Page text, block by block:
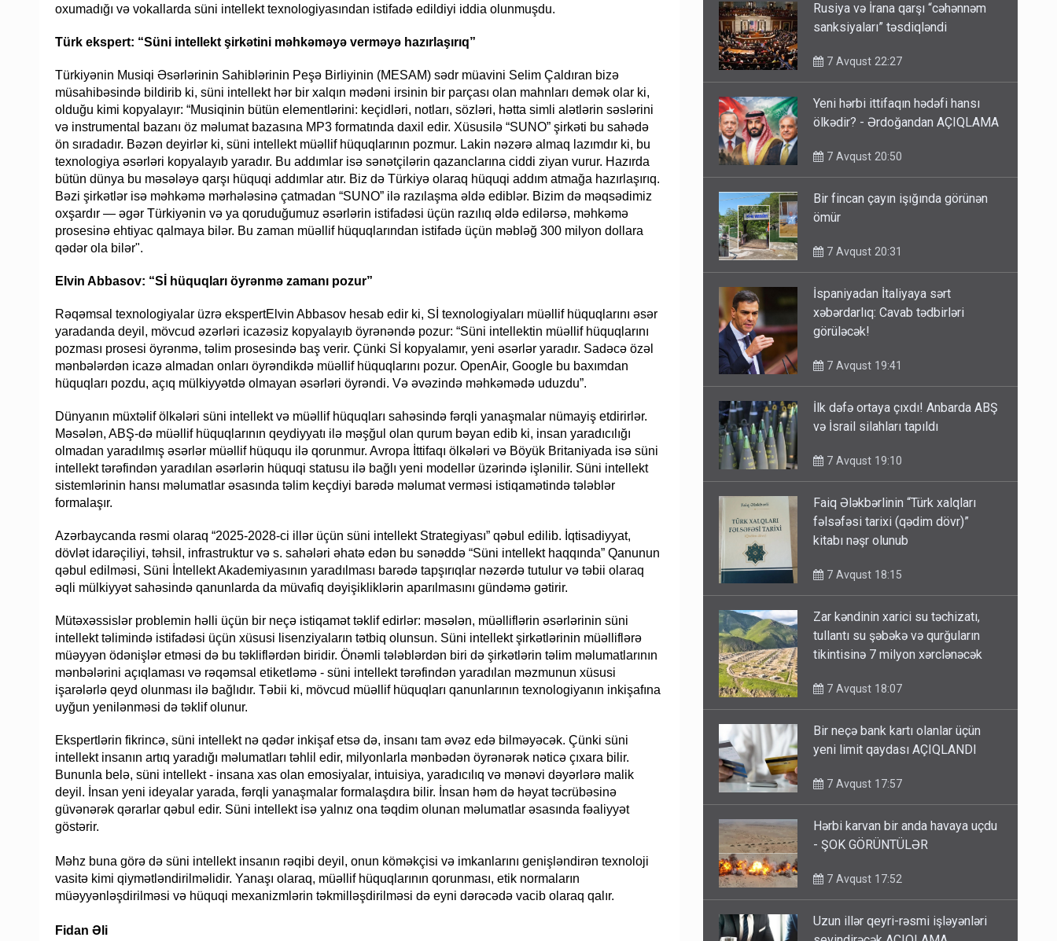
oxumadığı və vokallarda süni intellekt texnologiyasından istifadə edildiyi iddia olunmuşdu.
Türk ekspert: “Süni intellekt şirkətini məhkəməyə verməyə hazırlaşırıq”
Türkiyənin Musiqi Əsərlərinin Sahiblərinin Peşə Birliyinin (MESAM) sədr müavini Selim Çaldıran bizə
müsahibəsində bildirib ki, süni intellekt hər bir xalqın mədəni irsinin bir parçası olan mahnları demək olar ki,
olduğu kimi kopyalayır: “Musiqinin bütün elementlərini: keçidləri, notları, sözləri, hətta simli alətlərin səslərini
və instrumental bazanı öz məlumat bazasına MP3 formatında daxil edir. Xüsusilə “SUNO” şirkəti bu sahədə
ön sıradadır. Bəzən deyirlər ki, süni intellekt müəllif hüquqlarının pozmur. Lakin nəzərə almaq lazımdır ki, bu
texnologiya əsərləri kopyalayıb yaradır. Bu addımlar isə sənətçilərin qazanclarına ciddi ziyan vurur. Hazırda
bütün dünya bu məsələyə qarşı hüquqi addımlar atır. Biz də Türkiyə olaraq hüquqi addım atmağa hazırlaşırıq.
Bəzi şirkətlər isə məhkəmə mərhələsinə çatmadan “SUNO” ilə razılaşma əldə ediblər. Bizim də məqsədimiz
oxşardır — əgər Türkiyənin və ya qoruduğumuz əsərlərin istifadəsi üçün razılıq əldə edilərsə, məhkəmə
prosesinə ehtiyac qalmaya bilər. Bu zaman müəllif hüquqlarından istifadə üçün məbləğ 300 milyon dollara
qədər ola bilər".
Elvin Abbasov: “Sİ hüquqları öyrənmə zamanı pozur”
Rəqəmsal texnologiyalar üzrə ekspertElvin Abbasov hesab edir ki, Sİ texnologiyaları müəllif hüquqlarını əsər
yaradanda deyil, mövcud əzərləri icazəsiz kopyalayıb öyrənəndə pozur: “Süni intellektin müəllif hüquqlarını
pozması prosesi öyrənmə, təlim prosesində baş verir. Çünki Sİ kopyalamır, yeni əsərlər yaradır. Sadəcə özəl
mənbələrdən icazə almadan onları öyrəndikdə müəllif hüquqlarını pozur. OpenAir, Google bu baxımdan
hüquqları pozdu, açıq mülkiyyətdə olmayan əsərləri öyrəndi. Və əvəzində məhkəmədə uduzdu”.
Dünyanın müxtəlif ölkələri süni intellekt və müəllif hüquqları sahəsində fərqli yanaşmalar nümayiş etdirirlər.
Məsələn, ABŞ-də müəllif hüquqlarının qeydiyyatı ilə məşğul olan qurum bəyan edib ki, insan yaradıcılığı
olmadan yaradılmış əsərlər müəllif hüququ ilə qorunmur. Avropa İttifaqı ölkələri və Böyük Britaniyada isə süni
intellekt tərəfindən yaradılan əsərlərin hüquqi statusu ilə bağlı yeni modellər üzərində işlənilir. Süni intellekt
sistemlərinin hansı məlumatlar əsasında təlim keçdiyi barədə məlumat verməsi istiqamətində tələblər
formalaşır.
Azərbaycanda rəsmi olaraq “2025-2028-ci illər üçün süni intellekt Strategiyası” qəbul edilib. İqtisadiyyat,
dövlət idarəçiliyi, təhsil, infrastruktur və s. sahələri əhatə edən bu sənəddə “Süni intellekt haqqında” Qanunun
qəbul edilməsi, Süni İntellekt Akademiyasının yaradılması barədə tapşırıqlar nəzərdə tutulur və təbii olaraq
əqli mülkiyyət sahəsində qanunlarda da müvafiq dəyişikliklərin aparılmasını gündəmə gətirir.
Mütəxəssislər problemin həlli üçün bir neçə istiqamət təklif edirlər: məsələn, müəlliflərin əsərlərinin süni
intellekt təlimində istifadəsi üçün xüsusi lisenziyaların tətbiq olunsun. Süni intellekt şirkətlərinin müəlliflərə
müəyyən ödənişlər etməsi də bu təkliflərdən biridir. Önəmli tələblərdən biri də şirkətlərin təlim məlumatlarının
mənbələrini açıqlaması və rəqəmsal etiketləmə - süni intellekt tərəfindən yaradılan məzmunun xüsusi
işarələrlə qeyd olunması ilə bağlıdır. Təbii ki, mövcud müəllif hüquqları qanunlarının texnologiyanın inkişafına
uyğun yenilənməsi də təklif olunur.
Ekspertlərin fikrincə, süni intellekt nə qədər inkişaf etsə də, insanı tam əvəz edə bilməyəcək. Çünki süni
intellekt insanın artıq yaradığı məlumatları təhlil edir, milyonlarla mənbədən öyrənərək nəticə çıxara bilir.
Bununla belə, süni intellekt - insana xas olan emosiyalar, intuisiya, yaradıcılıq və mənəvi dəyərlərə malik
deyil. İnsan yeni ideyalar yarada, fərqli yanaşmalar formalaşdıra bilir. İnsan həm də həyat təcrübəsinə
güvənərək qərarlar qəbul edir. Süni intellekt isə yalnız ona təqdim olunan məlumatlar əsasında fəaliyyət
göstərir.
Məhz buna görə də süni intellekt insanın rəqibi deyil, onun köməkçisi və imkanlarını genişləndirən texnoloji
vasitə kimi qiymətləndirilməlidir. Yanaşı olaraq, müəllif hüquqlarının qorunması, etik normaların
müəyyənləşdirilməsi və hüquqi mexanizmlərin təkmilləşdirilməsi də eyni dərəcədə vacib olaraq qalır.
Fidan Əli
Rusiya və İrana qarşı “cəhənnəm
sanksiyaları” təsdiqləndi
7 Avqust 22:27
Yeni hərbi ittifaqın hədəfi hansı
ölkədir? - Ərdoğandan AÇIQLAMA
7 Avqust 20:50
Bir fincan çayın işığında görünən
ömür
7 Avqust 20:31
İspaniyadan İtaliyaya sərt
xəbərdarlıq: Cavab tədbirləri
görüləcək!
7 Avqust 19:41
İlk dəfə ortaya çıxdı! Anbarda ABŞ
və İsrail silahları tapıldı
7 Avqust 19:10
Faiq Ələkbərlinin “Türk xalqları
fəlsəfəsi tarixi (qədim dövr)”
kitabı nəşr olunub
7 Avqust 18:15
Zar kəndinin xarici su təchizatı,
tullantı su şəbəkə və qurğuların
tikintisinə 7 milyon xərclənəcək
7 Avqust 18:07
Bir neçə bank kartı olanlar üçün
yeni limit qaydası AÇIQLANDI
7 Avqust 17:57
Hərbi karvan bir anda havaya uçdu
- ŞOK GÖRÜNTÜLƏR
7 Avqust 17:52
Uzun illər qeyri-rəsmi işləyənləri